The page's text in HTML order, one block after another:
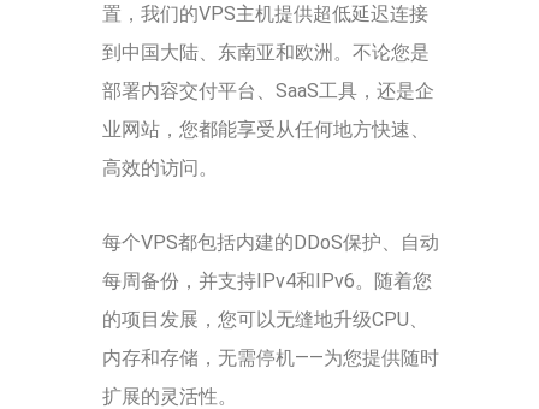
置，我们的VPS主机提供超低延迟连接
到中国大陆、东南亚和欧洲。不论您是
部署内容交付平台、SaaS工具，还是企
业网站，您都能享受从任何地方快速、
高效的访问。
每个VPS都包括内建的DDoS保护、自动
每周备份，并支持IPv4和IPv6。随着您
的项目发展，您可以无缝地升级CPU、
内存和存储，无需停机——为您提供随时
扩展的灵活性。